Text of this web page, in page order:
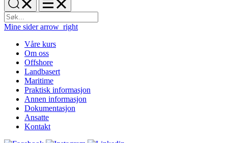
Mine sider arrow_right
Våre kurs
Om oss
Offshore
Landbasert
Maritime
Praktisk informasjon
Annen informasjon
Dokumentasjon
Ansatte
Kontakt